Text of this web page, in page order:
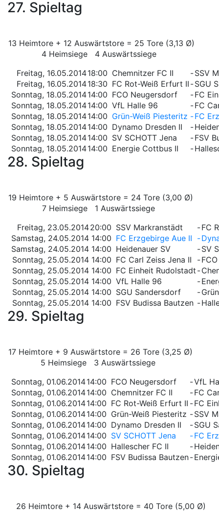
27. Spieltag
13 Heimtore + 12 Auswärtstore = 25 Tore (3,13 Ø)
4 Heimsiege 4 Auswärtssiege
Freitag, 16.05.201418:00 Chemnitzer FC II -SSV
Freitag, 16.05.201418:30 FC Rot-Weiß Erfurt II -SGU
Sonntag, 18.05.201414:00 FCO Neugersdorf -FC
Sonntag, 18.05.201414:00 VfL Halle 96 -FC
Sonntag, 18.05.201414:00 Grün-Weiß Piesteritz -FC
Sonntag, 18.05.201414:00 Dynamo Dresden II -
Sonntag, 18.05.201414:00 SV SCHOTT Jena -FSV
Sonntag, 18.05.201414:00 Energie Cottbus II -
28. Spieltag
19 Heimtore + 5 Auswärtstore = 24 Tore (3,00 Ø)
7 Heimsiege 1 Auswärtssiege
Freitag, 23.05.201420:00 SSV Markranstädt -FC
Samstag, 24.05.2014 14:00 FC Erzgebirge Aue II -
Samstag, 24.05.2014 14:00 Heidenauer SV -SV
Sonntag, 25.05.2014 14:00 FC Carl Zeiss Jena II -
Sonntag, 25.05.2014 14:00 FC Einheit Rudolstadt -
Sonntag, 25.05.2014 14:00 VfL Halle 96 -
Sonntag, 25.05.2014 14:00 SGU Sandersdorf -
Sonntag, 25.05.2014 14:00 FSV Budissa Bautzen -
29. Spieltag
17 Heimtore + 9 Auswärtstore = 26 Tore (3,25 Ø)
5 Heimsiege 3 Auswärtssiege
Sonntag, 01.06.201414:00 FCO Neugersdorf -VfL
Sonntag, 01.06.201414:00 Chemnitzer FC II -FC
Sonntag, 01.06.201414:00 FC Rot-Weiß Erfurt II -FC
Sonntag, 01.06.201414:00 Grün-Weiß Piesteritz -SSV
Sonntag, 01.06.201414:00 Dynamo Dresden II -SGU
Sonntag, 01.06.201414:00 SV SCHOTT Jena -FC
Sonntag, 01.06.201414:00 Hallescher FC II -
Sonntag, 01.06.201414:00 FSV Budissa Bautzen-
30. Spieltag
26 Heimtore + 14 Auswärtstore = 40 Tore (5,00 Ø)